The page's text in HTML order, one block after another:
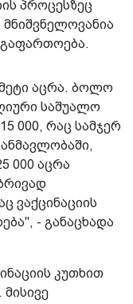
პროცესზეც
გაფართოება.
აცრა. ბოლო
საშუალო
000, რაც სამჯერ
000 აცრა
ვაქცინაციის
- განაცხადა
კუთხით